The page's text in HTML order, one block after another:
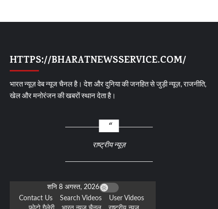
HTTPS://BHARATNEWSSERVICE.COM/
भारत न्यूज़ वेब न्यूज चैनल है। देश और दुनिया की जनहित से जुड़ी न्यूज़, राजनीति,
खेल और मनोरंजन की खबरों स्थान देता है।
राष्ट्रीय न्यूज़